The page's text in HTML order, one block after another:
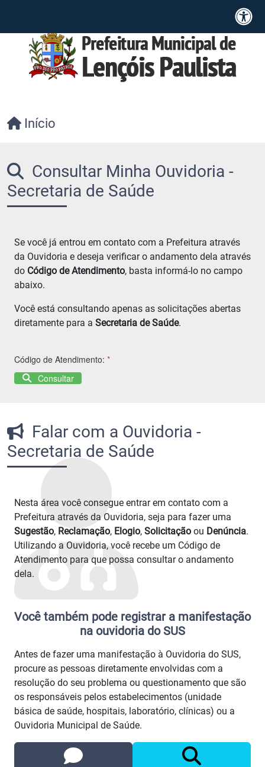
Início
Consultar Minha Ouvidoria -
Secretaria de Saúde
Se você já entrou em contato com a Prefeitura através
da Ouvidoria e deseja verificar o andamento dela através
do Código de Atendimento, basta informá-lo no campo
abaixo.
Você está consultando apenas as solicitações abertas
diretamente para a Secretaria de Saúde.
Código de Atendimento: *
Consultar
Falar com a Ouvidoria -
Secretaria de Saúde
Nesta área você consegue entrar em contato com a
Prefeitura através da Ouvidoria, seja para fazer uma
Sugestão, Reclamação, Elogio, Solicitação ou Denúncia.
Utilizando a Ouvidoria, você recebe um Código de
Atendimento para que possa consultar o andamento
dela.
Você também pode registrar a manifestação
na ouvidoria do SUS
Antes de fazer uma manifestação à Ouvidoria do SUS,
procure as pessoas diretamente envolvidas com a
resolução do seu problema ou questionamento que são
os responsáveis pelos estabelecimentos (unidade
básica de saúde, hospitais, laboratório, clínicas) ou a
Ouvidoria Municipal de Saúde.